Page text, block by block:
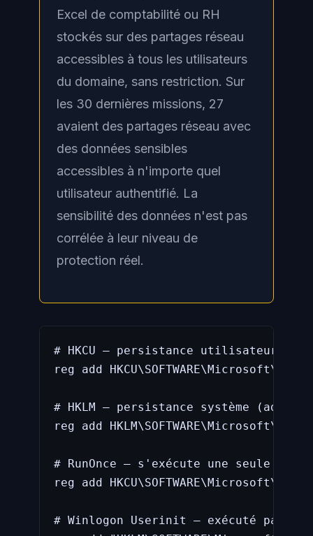
Excel de comptabilité ou RH
stockés sur des partages réseau
accessibles à tous les utilisateurs
du domaine, sans restriction. Sur
les 30 dernières missions, 27
avaient des partages réseau avec
des données sensibles
accessibles à n'importe quel
utilisateur authentifié. La
sensibilité des données n'est pas
corrélée à leur niveau de
protection réel.
# HKCU — persistance utilisateur
reg add
# HKLM — persistance système
reg add
# RunOnce — s'exécute une seule
reg add
# Winlogon Userinit — exécuté par